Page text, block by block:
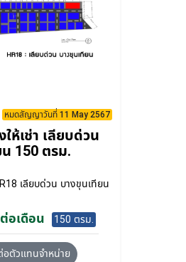
หมดสัญญาวันที่ 11 May 2567
ให้เช่า เลียบด่วน
150 ตรม.
เลียบด่วน บางขุนเทียน
อเดือน 150 ตรม.
ตัวแทนจำหน่าย